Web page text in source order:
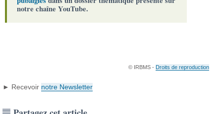
notre chaîne YouTube.
© IRBMS - Droits de reproduction
► Recevoir notre Newsletter